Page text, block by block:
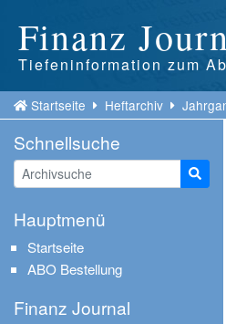
Finanz
Tiefeninformation zum
Startseite Heftarchiv
Schnellsuche
Hauptmenü
Startseite
ABO Bestellung
Finanz Journal